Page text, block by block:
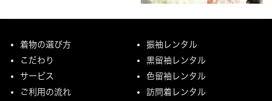
着物の選び方
こだわり
サービス
ご利用の流れ
振袖レンタル
黒留袖レンタル
色留袖レンタル
訪問着レンタル